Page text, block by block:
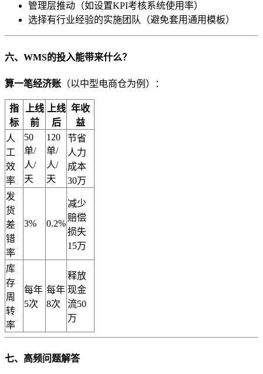
管理层推动（如设置KPI考核系统使用率）
选择有行业经验的实施团队（避免套用通用模板）
​六、WMS的投入能带来什么？​
​算一笔经济账​ ​（以中型电商仓为例）：
​指
标​
​上线
前​
​上线
后​
​年收
益​
人
工
效
率
50
单/
人/
天
120
单/
人/
天
节省
人力
成本
30万
发
货
差
错
率
3% 0.2%
减少
赔偿
损失
15万
库
存
周
转
率
每年
5次
每年
8次
释放
现金
流50
万
​七、高频问题解答​